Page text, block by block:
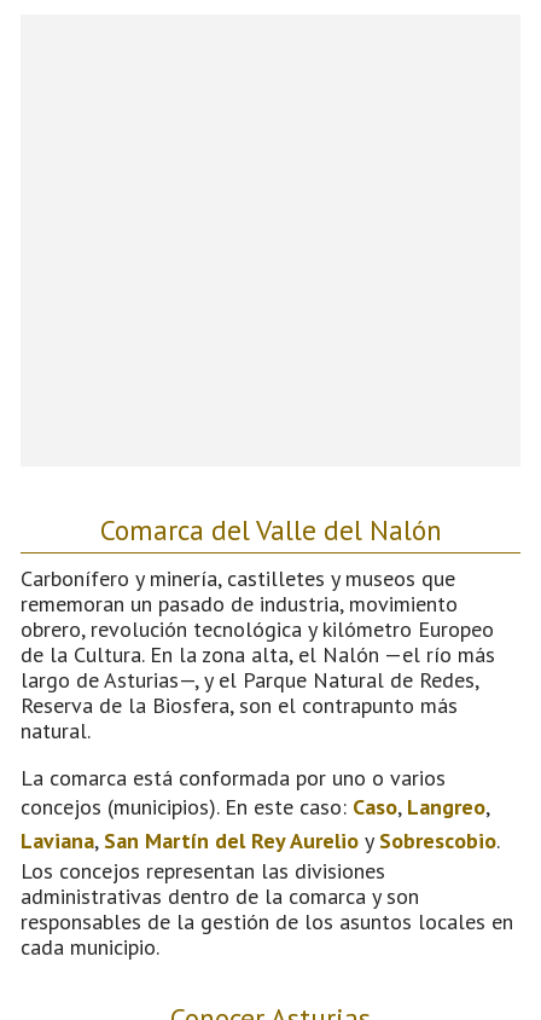
Comarca del Valle del Nalón
Carbonífero y minería, castilletes y museos que
rememoran un pasado de industria, movimiento
obrero, revolución tecnológica y kilómetro Europeo
de la Cultura. En la zona alta, el Nalón —el río más
largo de Asturias—, y el Parque Natural de Redes,
Reserva de la Biosfera, son el contrapunto más
natural.
La comarca está conformada por uno o varios
concejos (municipios). En este caso: Caso, Langreo,
Laviana, San Martín del Rey Aurelio y Sobrescobio.
Los concejos representan las divisiones
administrativas dentro de la comarca y son
responsables de la gestión de los asuntos locales en
cada municipio.